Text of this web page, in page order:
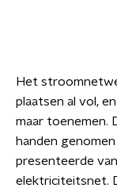
Het
plaatsen al vol,
maar toenemen.
handen
presenteerde
elektriciteitsnet.